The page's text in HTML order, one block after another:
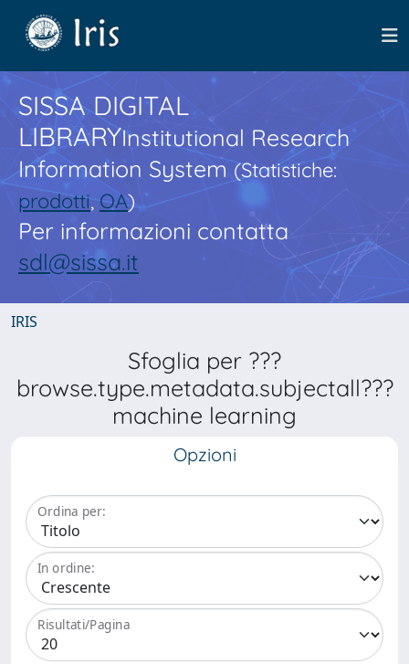
SISSA DIGITAL
LIBRARYInstitutional Research
Information System(Statistiche:
prodotti,OA)
Per informazioni contatta
sdl@sissa.it
IRIS
Sfoglia per ???
browse.type.metadata.subjectall???
machine learning
Opzioni
Ordina per:
In ordine:
Risultati/Pagina